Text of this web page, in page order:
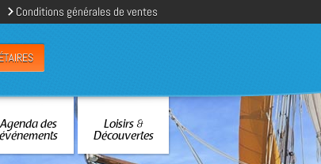
Conditions générales de ventes
Agenda des
événements
Loisirs &
Découvertes